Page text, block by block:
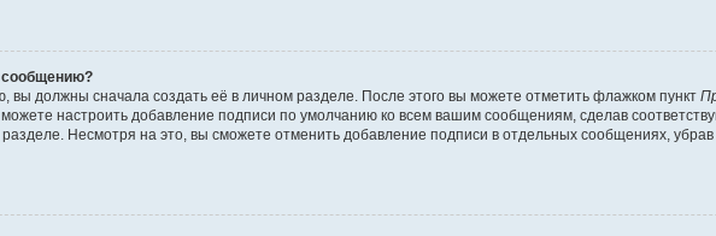
сообщению?
вы должны сначала создать её в личном разделе. После этого вы можете отметить флажком пункт
настроить добавление подписи по умолчанию ко всем вашим сообщениям, сделав
Несмотря на это, вы сможете отменить добавление подписи в отдельных сообщениях,